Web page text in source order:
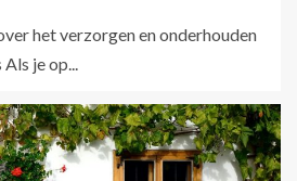
het verzorgen en onderhouden
je op...